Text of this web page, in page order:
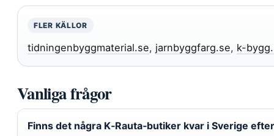
FLER KÄLLOR
tidningenbyggmaterial.se, jarnbyggfarg.se, k-
Vanliga frågor
Finns det några K‑Rauta‑butiker kvar i Sverige